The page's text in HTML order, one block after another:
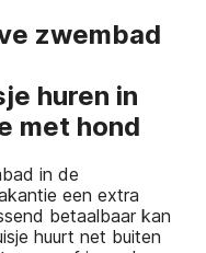
zwembad
huren in
met hond
in de
een extra
betaalbaar kan
huurt net buiten